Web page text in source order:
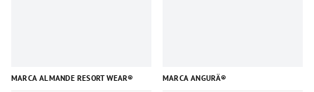
MARCA ALMANDE RESORT WEAR® MARCA ANGURÄ®